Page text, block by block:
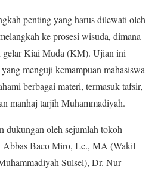
penting yang harus dilewati oleh
ke prosesi wisuda, dimana
gelar Kiai Muda (KM). Ujian ini
menguji kemampuan mahasiswa
berbagai materi, termasuk tafsir,
manhaj tarjih Muhammadiyah.
dukungan oleh sejumlah tokoh
Abbas Baco Miro, Lc., MA (Wakil
Sulsel), Dr. Nur